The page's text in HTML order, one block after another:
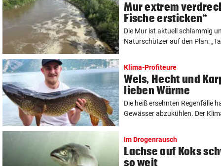
Mur extrem
Fische ersticken“
Die Mur ist aktuell schlammig
Naturschützer auf den Plan:
Klima-Profiteure
Wels, Hecht und
lieben Wärme
Die heiß ersehnten Regenfälle
Gewässer abzukühlen. Der
Im Drogenrausch
Lachse auf Koks
so weit